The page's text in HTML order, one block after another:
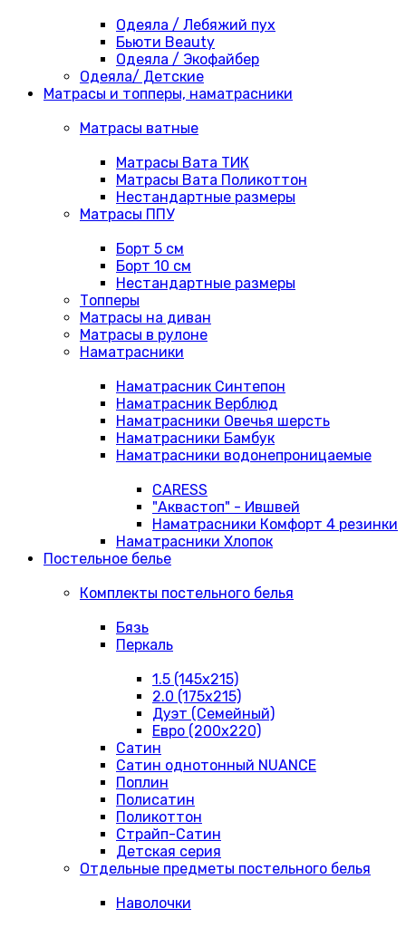
Одеяла / Лебяжий пух
Бьюти Beauty
Одеяла / Экофайбер
Одеяла/ Детские
Матрасы и топперы, наматрасники
Матрасы ватные
Матрасы Вата ТИК
Матрасы Вата Поликоттон
Нестандартные размеры
Матрасы ППУ
Борт 5 см
Борт 10 см
Нестандартные размеры
Топперы
Матрасы на диван
Матрасы в рулоне
Наматрасники
Наматрасник Синтепон
Наматрасник Верблюд
Наматрасники Овечья шерсть
Наматрасники Бамбук
Наматрасники водонепроницаемые
CARESS
"Аквастоп" - Ившвей
Наматрасники Комфорт 4 резинки
Наматрасники Хлопок
Постельное белье
Комплекты постельного белья
Бязь
Перкаль
1.5 (145х215)
2.0 (175х215)
Дуэт (Семейный)
Евро (200х220)
Сатин
Сатин однотонный NUANCE
Поплин
Полисатин
Поликоттон
Страйп-Сатин
Детская серия
Отдельные предметы постельного белья
Наволочки